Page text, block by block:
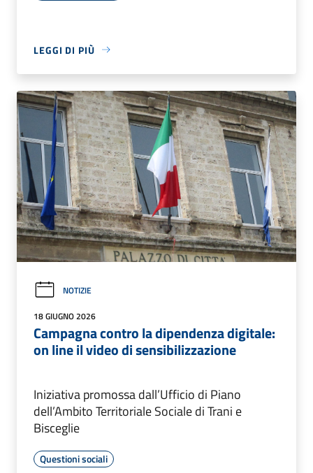
LEGGI DI PIÙ
NOTIZIE
18 GIUGNO 2026
Campagna contro la dipendenza digitale:
on line il video di sensibilizzazione
Iniziativa promossa dall’Ufficio di Piano
dell’Ambito Territoriale Sociale di Trani e
Bisceglie
Questioni sociali